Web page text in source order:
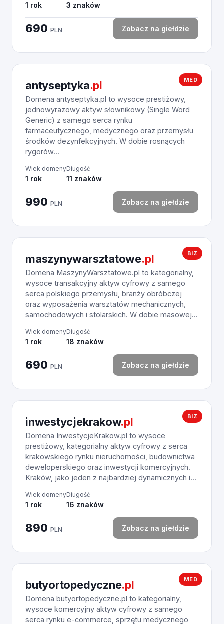
1 rok 3 znaków
690 PLN Zobacz na giełdzie
MED
antyseptyka.pl
Domena antyseptyka.pl to wysoce prestiżowy,
jednowyrazowy aktyw słownikowy (Single Word
Generic) z samego serca rynku
farmaceutycznego, medycznego oraz przemysłu
środków dezynfekcyjnych. W dobie rosnących
rygorów...
Wiek domeny
1 rok
Długość
11 znaków
990 PLN Zobacz na giełdzie
BIZ
maszynywarsztatowe.pl
Domena MaszynyWarsztatowe.pl to kategorialny,
wysoce transakcyjny aktyw cyfrowy z samego
serca polskiego przemysłu, branży obróbczej
oraz wyposażenia warsztatów mechanicznych,
samochodowych i stolarskich. W dobie masowej...
Wiek domeny
1 rok
Długość
18 znaków
690 PLN Zobacz na giełdzie
BIZ
inwestycjekrakow.pl
Domena InwestycjeKrakow.pl to wysoce
prestiżowy, kategorialny aktyw cyfrowy z serca
krakowskiego rynku nieruchomości, budownictwa
deweloperskiego oraz inwestycji komercyjnych.
Kraków, jako jeden z najbardziej dynamicznych i...
Wiek domeny
1 rok
Długość
16 znaków
890 PLN Zobacz na giełdzie
MED
butyortopedyczne.pl
Domena butyortopedyczne.pl to kategorialny,
wysoce komercyjny aktyw cyfrowy z samego
serca rynku e-commerce, sprzętu medycznego